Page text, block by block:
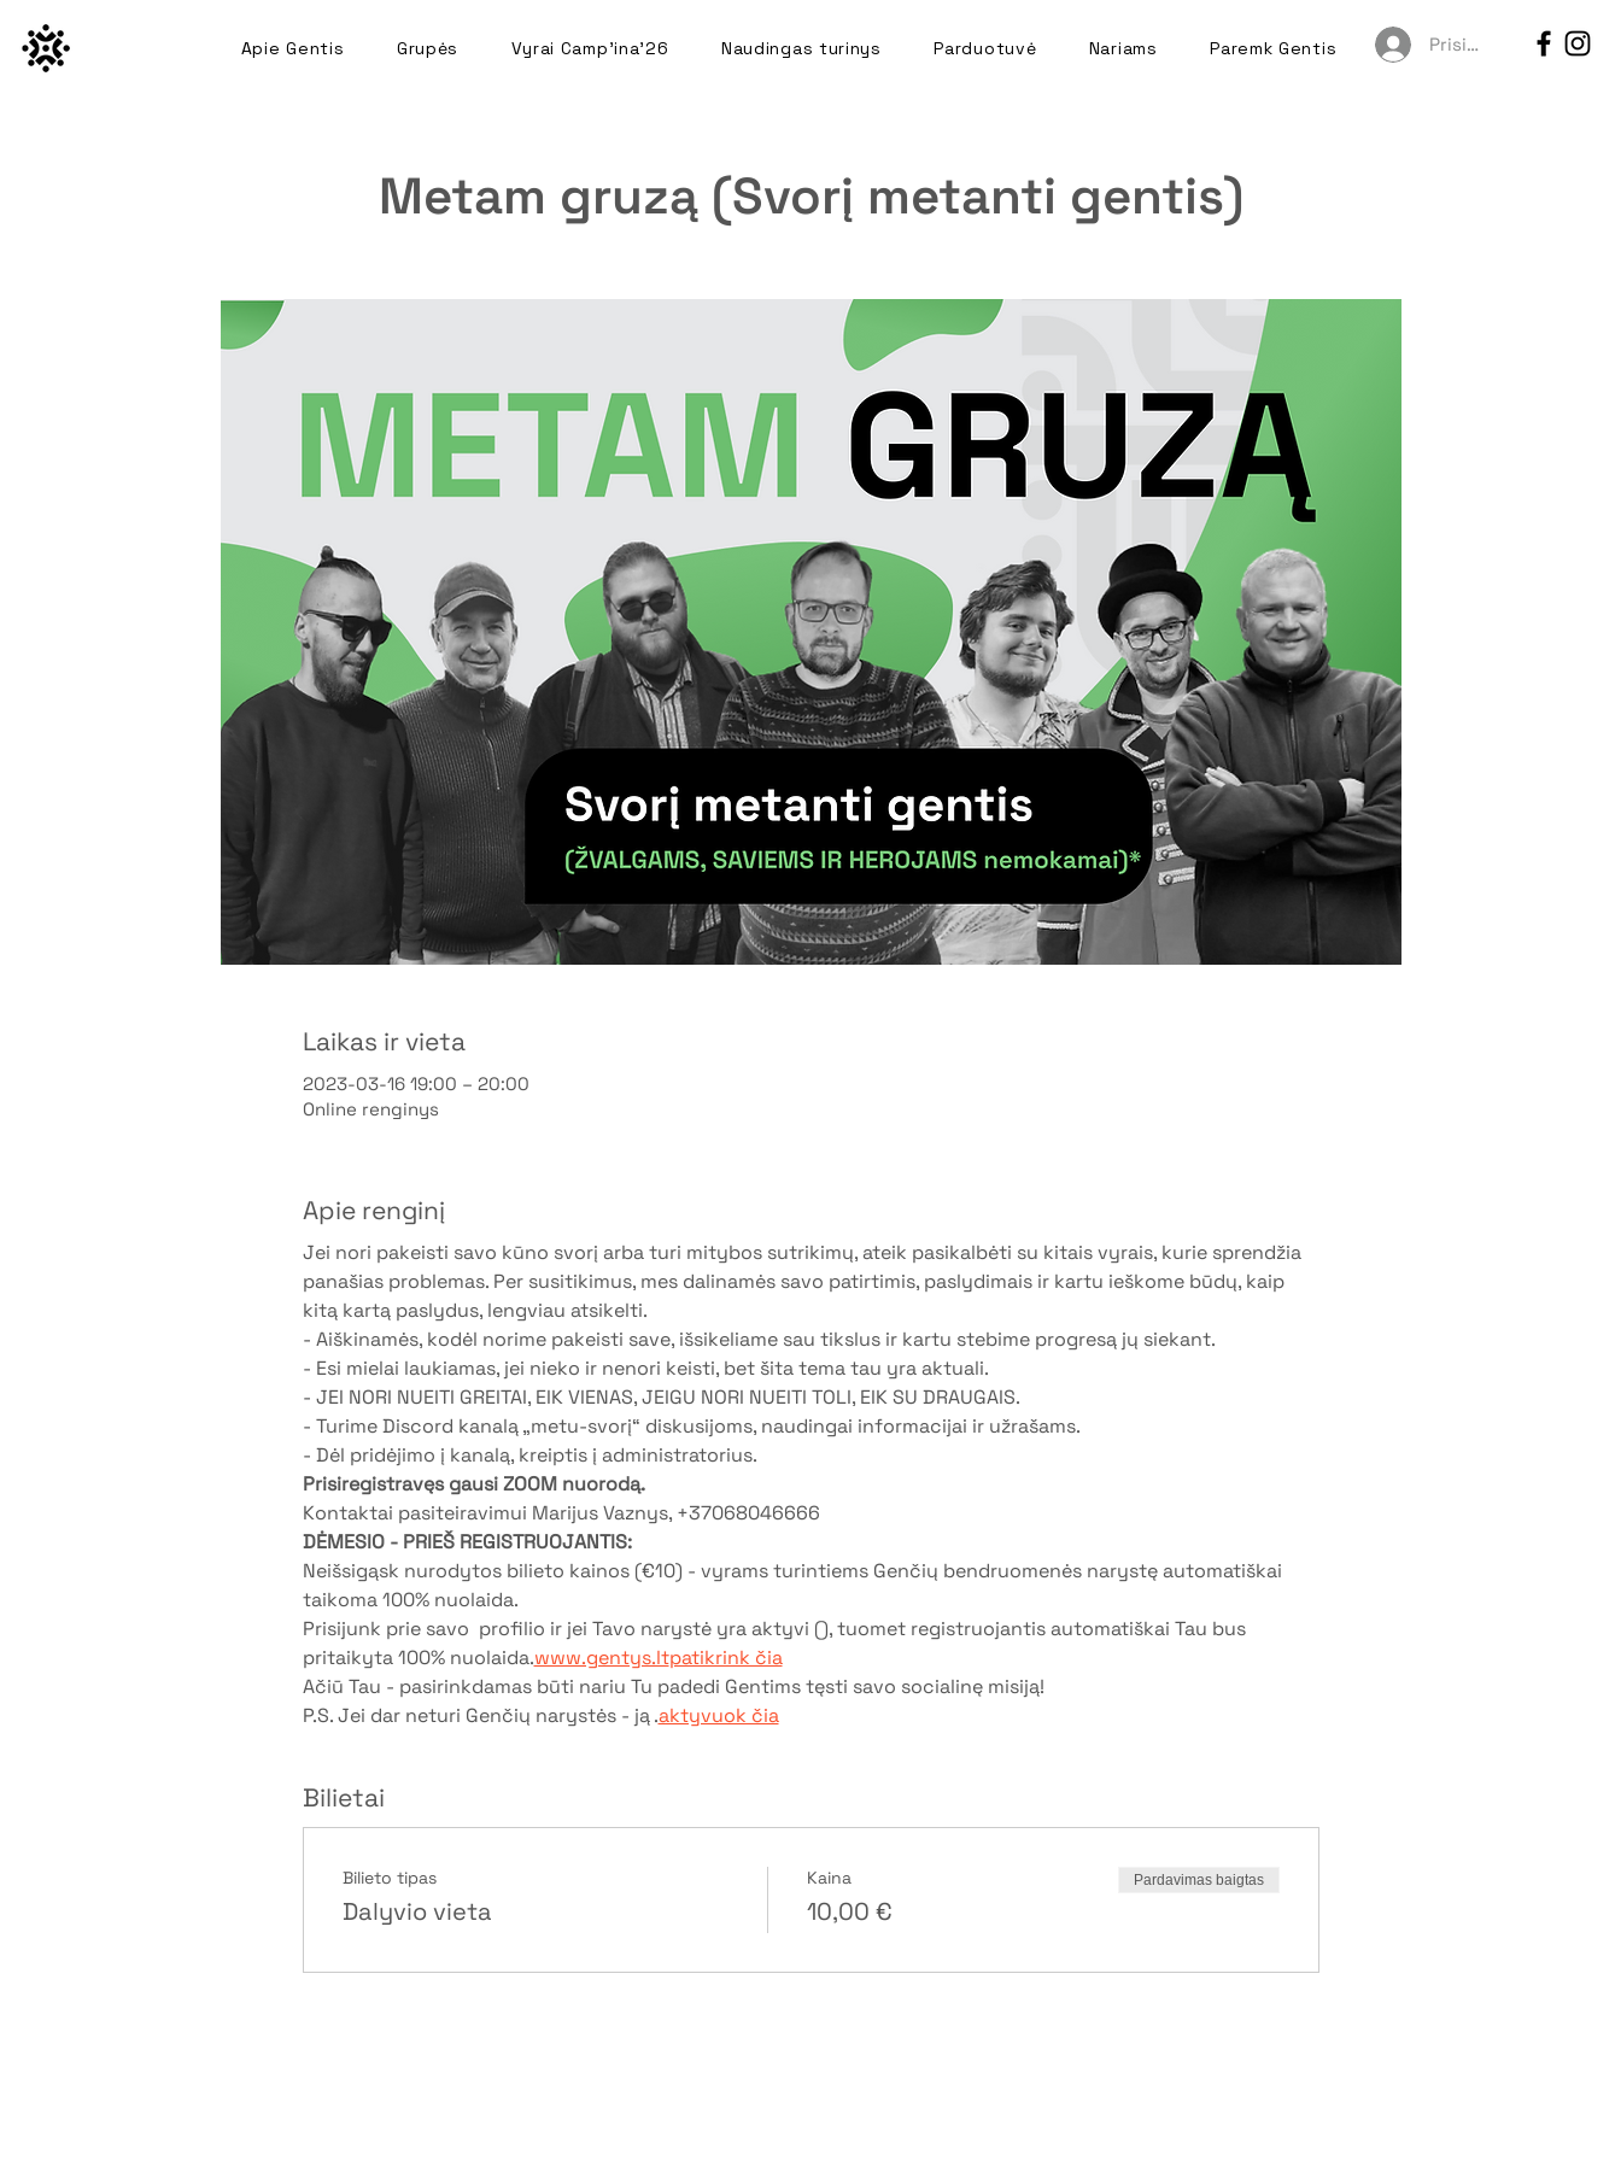
Prisijungti
Apie Gentis Grupės Vyrai Camp'ina'26 Naudingas turinys Parduotuvė Nariams Paremk Gentis
Metam gruzą (Svorį metanti gentis)
Laikas ir vieta
2023-03-16 19:00 – 20:00
Online renginys
Apie renginį
Jei nori pakeisti savo kūno svorį arba turi mitybos sutrikimų, ateik pasikalbėti su kitais vyrais, kurie sprendžia
panašias problemas. Per susitikimus, mes dalinamės savo patirtimis, paslydimais ir kartu ieškome būdų, kaip
kitą kartą paslydus, lengviau atsikelti.
- Aiškinamės, kodėl norime pakeisti save, išsikeliame sau tikslus ir kartu stebime progresą jų siekant.
- Esi mielai laukiamas, jei nieko ir nenori keisti, bet šita tema tau yra aktuali.
- JEI NORI NUEITI GREITAI, EIK VIENAS, JEIGU NORI NUEITI TOLI, EIK SU DRAUGAIS.
- Turime Discord kanalą „metu-svorį“ diskusijoms, naudingai informacijai ir užrašams.
- Dėl pridėjimo į kanalą, kreiptis į administratorius.
Prisiregistravęs gausi ZOOM nuorodą.
Kontaktai pasiteiravimui Marijus Vaznys, +37068046666
DĖMESIO - PRIEŠ REGISTRUOJANTIS:
Neišsigąsk nurodytos bilieto kainos (€10) - vyrams turintiems Genčių bendruomenės narystę automatiškai
taikoma 100% nuolaida.
Prisijunk prie savo profilio ir jei Tavo narystė yra aktyvi (), tuomet registruojantis automatiškai Tau bus
pritaikyta 100% nuolaida.www.gentys.ltpatikrink čia
Ačiū Tau - pasirinkdamas būti nariu Tu padedi Gentims tęsti savo socialinę misiją!
P.S. Jei dar neturi Genčių narystės - ją .aktyvuok čia
Bilietai
Bilieto tipas
Dalyvio vieta
Kaina
10,00 €
Pardavimas baigtas